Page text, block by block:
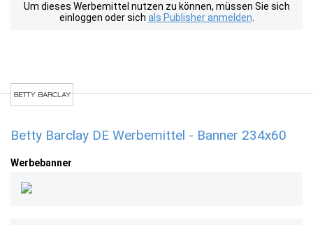
Um dieses Werbemittel nutzen zu können, müssen Sie sich
einloggen oder sich als Publisher anmelden
Betty Barclay DE Werbemittel - Banner 234x60
Werbebanner